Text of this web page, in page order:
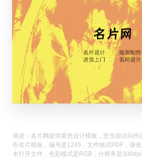
描述：名片网提供黄色设计模板，您当前访问作
告名片模板，编号是1245，文件格式PDF，请
本打开文件，色彩模式是RGB，分辨率是